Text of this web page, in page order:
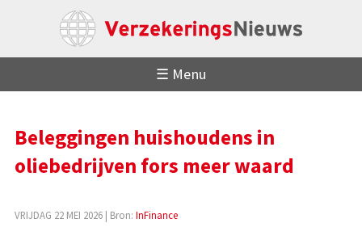
☰ Menu
Beleggingen huishoudens in
oliebedrijven fors meer waard
VRIJDAG 22 MEI 2026| Bron: InFinance